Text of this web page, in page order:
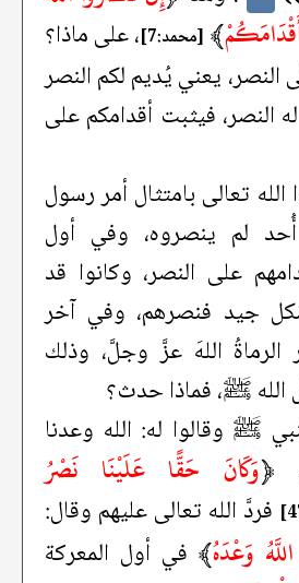
﴾ [محمد:7]
، على ماذا؟
النصر، يعني يُديم لكم النصر
النصر، فيثبت أقدامكم على
تعالى بامتثال أمر رسول
لم ينصروه، وفي أول
على النصر، وكانوا قد
جيد فنصرهم، وفي آخر
الرماةُ اللهَ عزَّ وجلَّ، وذلك
الله ﷺ، فماذا حدث؟
ﷺ وقالوا له: الله وعدنا
﴿وَكَانَ حَقًّا عَلَيْنَا نَصْرُ
فردَّ الله تعالى عليهم وقال:
وَعْدَهُ﴾ في أول المعركة